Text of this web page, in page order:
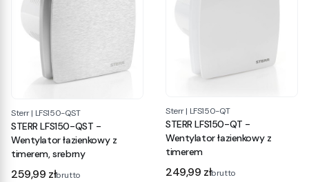
Sterr| LFS150-QST
STERR LFS150-QST -
Wentylator łazienkowy z
timerem, srebrny
Cena
259,99 złbrutto
Sterr| LFS150-QT
STERR LFS150-QT -
Wentylator łazienkowy z
timerem
Cena
249,99 złbrutto